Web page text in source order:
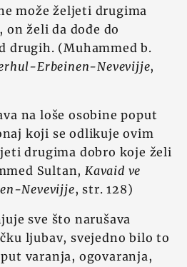
može željeti drugima
želi da dođe do
drugih. (Muhammed b.
Erbeinen-Nevevijje,
na loše osobine poput
koji se odlikuje ovim
drugima dobro koje želi
Sultan, Kavaid ve
Nevevijje, str. 128)
sve što narušava
ljubav, svejedno bilo to
varanja, ogovaranja,